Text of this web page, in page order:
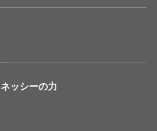
ネッシーの力